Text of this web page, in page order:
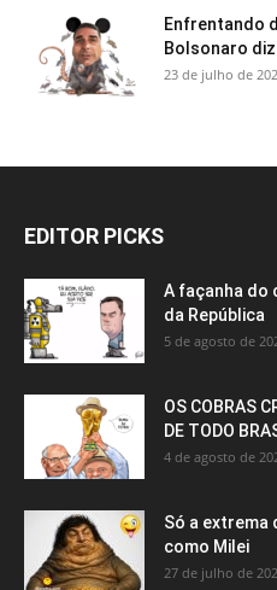
Enfrentando
Bolsonaro
23 de julho de
EDITOR PICKS
A façanha do
da República
5 de agosto de
OS COBRAS
DE TODO
4 de agosto de
Só a extrema
como Milei
27 de julho de